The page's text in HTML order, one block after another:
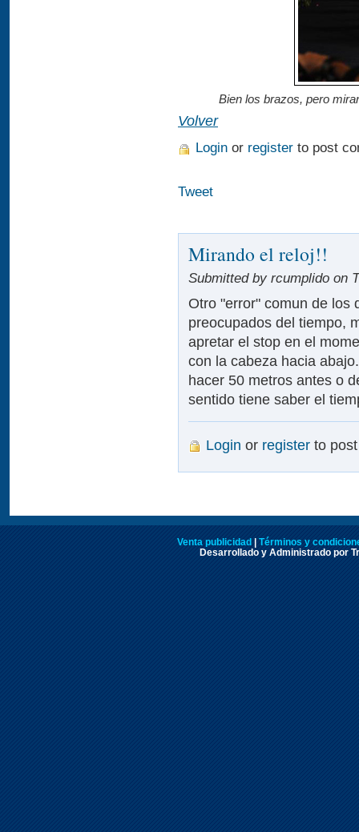
Bien los brazos, pero
Volver
Login or register to post
Tweet
Mirando el reloj!!
Submitted by rcumplido on
Otro "error" comun de los
preocupados del tiempo,
apretar el stop en el
con la cabeza hacia
hacer 50 metros antes o
sentido tiene saber el
Login or register to
Venta publicidad
Términos y
Desarrollado y Administrado por